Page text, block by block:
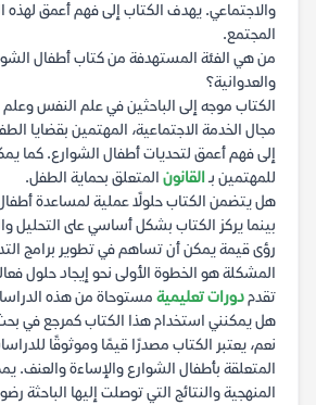
والاجتماعي. يهدف الكتاب إلى فهم أعمق
المجتمع.
من هي الفئة المستهدفة من كتاب أطفال
والعدوانية؟
الكتاب موجه إلى الباحثين في علم النفس وعلم
مجال الخدمة الاجتماعية، المهتمين بقضايا
إلى فهم أعمق لتحديات أطفال الشوارع. كما
للمهتمين بـالقانون المتعلق بحماية الطفل.
هل يتضمن الكتاب حلولًا عملية لمساعدة
بينما يركز الكتاب بشكل أساسي على التحليل
رؤى قيمة يمكن أن تساهم في تطوير برامج
المشكلة هو الخطوة الأولى نحو إيجاد حلول
تقدمدورات تعليمية مستوحاة من هذه
هل يمكنني استخدام هذا الكتاب كمرجع في
نعم، يعتبر الكتاب مصدرًا قيمًا وموثوقًا
المتعلقة بأطفال الشوارع والإساءة والعنف.
المنهجية والنتائج التي توصلت إليها الباحثة